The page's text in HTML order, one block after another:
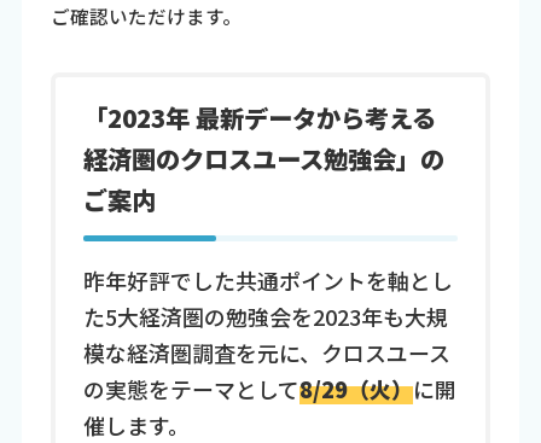
ご確認いただけます。
「2023年 最新データから考える
経済圏のクロスユース勉強会」の
ご案内
昨年好評でした共通ポイントを軸とし
た5大経済圏の勉強会を2023年も大規
模な経済圏調査を元に、クロスユース
の実態をテーマとして8/29（火）に開
催します。